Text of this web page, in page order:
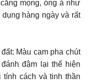
mọng, óng ả như
hàng ngày và rất
Màu cam pha chút
đậm lại thể hiện
cách và tinh thần